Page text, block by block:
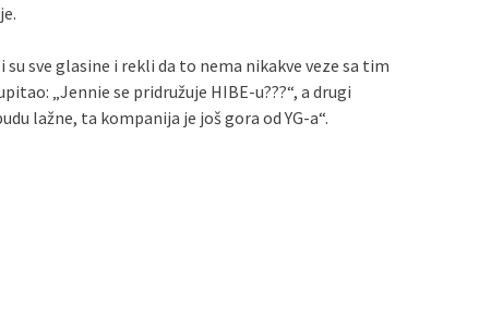
sve glasine i rekli da to nema nikakve veze sa tim
„Jennie se pridružuje HIBE-u???“, a drugi
lažne, ta kompanija je još gora od YG-a“.